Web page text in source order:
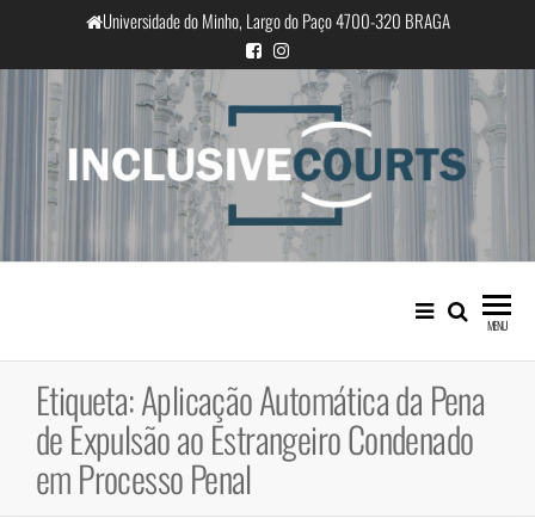
o
conteúdo
Universidade do Minho, Largo do Paço 4700-320 BRAGA
InclusiveCourts
Igualdade e diferença cultural na
prática judicial portuguesa
MENU
Etiqueta:Aplicação Automática da Pena
de Expulsão ao Estrangeiro Condenado
em Processo Penal